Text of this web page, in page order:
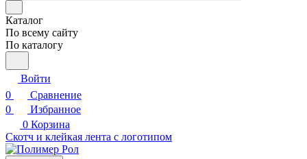
Каталог
По всему сайту
По каталогу
Войти
0
Сравнение
0
Избранное
0 Корзина
Скотч и клейкая лента с логотипом